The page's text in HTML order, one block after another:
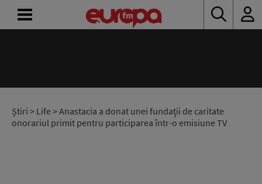
Știri > Life> Anastacia a donat unei fundaţii de caritate
onorariul primit pentru participarea într-o emisiune TV
RADIO